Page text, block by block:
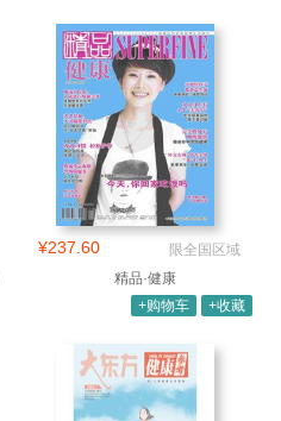
¥237.60
限全国区域
精品·健康
+购物车
+收藏